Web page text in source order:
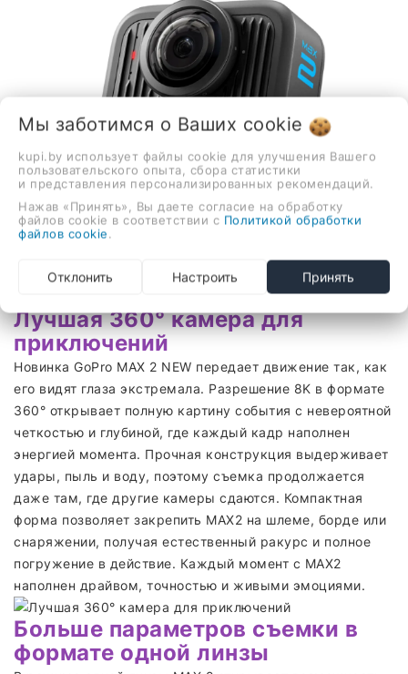
Лучшая 360° камера для
приключений
Новинка GoPro MAX 2 NEW передает движение так, как
его видят глаза экстремала. Разрешение 8K в формате
360° открывает полную картину события с невероятной
четкостью и глубиной, где каждый кадр наполнен
энергией момента. Прочная конструкция выдерживает
удары, пыль и воду, поэтому съемка продолжается
даже там, где другие камеры сдаются. Компактная
форма позволяет закрепить MAX2 на шлеме, борде или
снаряжении, получая естественный ракурс и полное
погружение в действие. Каждый момент с MAX2
наполнен драйвом, точностью и живыми эмоциями.
Больше параметров съемки в
формате одной линзы
Мы заботимся о Ваших cookie
kupi.by использует файлы cookie для улучшения Вашего
пользовательского опыта, сбора статистики
и представления персонализированных рекомендаций.
Нажав «Принять», Вы даете согласие на обработку
файлов cookie в соответствии с Политикой обработки
файлов cookie
Отклонить Настроить Принять